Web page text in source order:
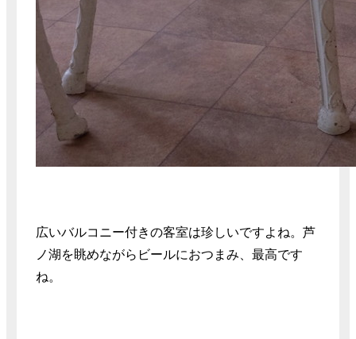
広いバルコニー付きの客室は珍しいですよね。芦
ノ湖を眺めながらビールにおつまみ、最高です
ね。